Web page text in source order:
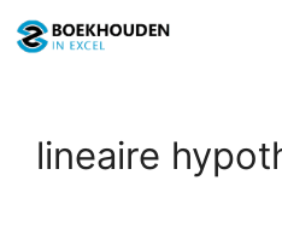
naar
lineaire